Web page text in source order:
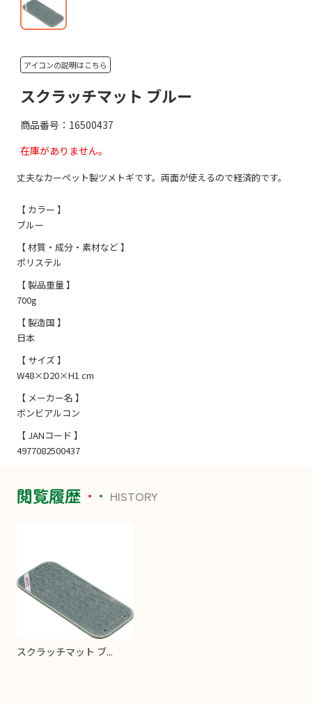
アイコンの説明はこちら
スクラッチマット ブルー
商品番号：16500437
在庫がありません。
丈夫なカーペット製ツメトギです。両面が使えるので経済的です。
【 カラー 】
ブルー
【 材質・成分・素材など 】
ポリステル
【 製品重量 】
700g
【 製造国 】
日本
【 サイズ 】
W48×D20×H1 cm
【 メーカー名 】
ボンビアルコン
【 JANコード 】
4977082500437
閲覧履歴 HISTORY
スクラッチマット ブ...